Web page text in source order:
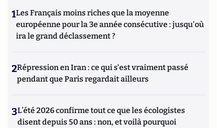
1Les Français moins riches que la moyenne
européenne pour la 3e année consécutive : jusqu'où
ira le grand déclassement ?
2Répression en Iran : ce qui s'est vraiment passé
pendant que Paris regardait ailleurs
3L’été 2026 confirme tout ce que les écologistes
disent depuis 50 ans : non, et voilà pourquoi